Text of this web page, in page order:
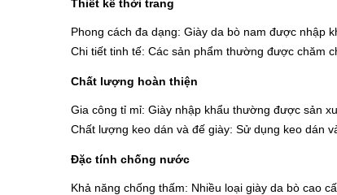
Thiết kế thời trang
Phong cách đa dạng: Giày da bò nam được nhập
Chi tiết tinh tế: Các sản phẩm thường được chăm
Chất lượng hoàn thiện
Gia công tỉ mỉ: Giày nhập khẩu thường được sản
Chất lượng keo dán và đế giày: Sử dụng keo dán
Đặc tính chống nước
Khả năng chống thấm: Nhiều loại giày da bò cao